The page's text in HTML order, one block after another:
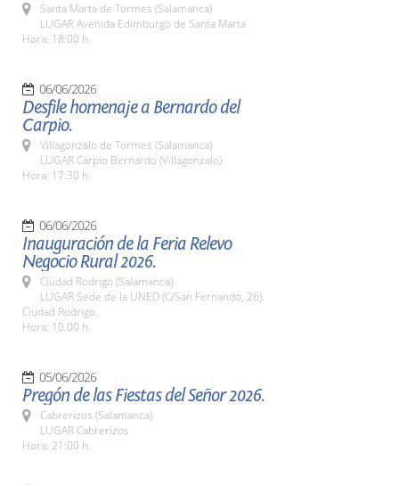
Santa Marta de Tormes (Salamanca)
LUGAR Avenida Edimburgo de Santa Marta
Hora: 18:00 h.
06/06/2026
Desfile homenaje a Bernardo del
Carpio.
Villagonzalo de Tormes (Salamanca)
LUGAR Carpio Bernardo (Villagonzalo)
Hora: 17:30 h.
06/06/2026
Inauguración de la Feria Relevo
Negocio Rural 2026.
Ciudad Rodrigo (Salamanca)
LUGAR Sede de la UNED (C/San Fernando, 26).
Ciudad Rodrigo.
Hora: 10.00 h.
05/06/2026
Pregón de las Fiestas del Señor 2026.
Cabrerizos (Salamanca)
LUGAR Cabrerizos
Hora: 21:00 h.